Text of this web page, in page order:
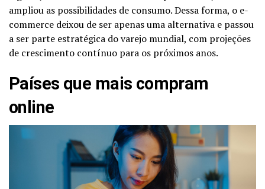
ampliou as possibilidades de consumo. Dessa forma, o e-
commerce deixou de ser apenas uma alternativa e passou
a ser parte estratégica do varejo mundial, com projeções
de crescimento contínuo para os próximos anos.
Países que mais compram
online